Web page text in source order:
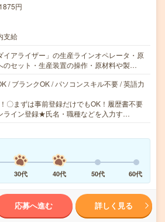
円
支給
イアライザー」の生産ラインオペレータ・原
のセット・生産装置の操作・原材料や製…
/ ブランクOK / パソコンスキル不要 / 英語力
〇まずは事前登録だけでもOK！履歴書不要
ライン登録★氏名・職種などを入力す…
30代 40代 50代 60代
応募へ進む 詳しく見る